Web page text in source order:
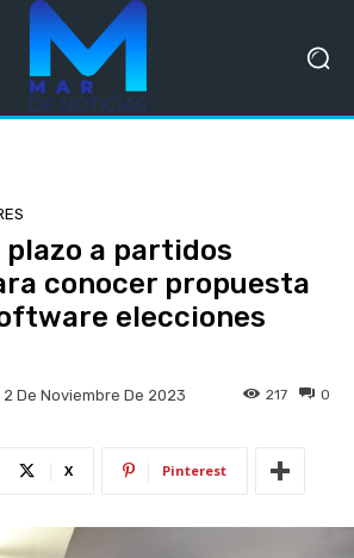
a partidos
conocer propuesta
elecciones
2 De Noviembre De 2023 0
217
X Pinterest